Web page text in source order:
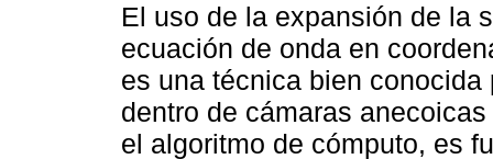
El uso de la expansión de la
ecuación de onda en
es una técnica bien
dentro de cámaras
el algoritmo de cómputo, es